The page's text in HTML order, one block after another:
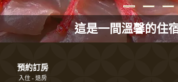
這是一間溫馨的住
預約訂房
入住 - 退房